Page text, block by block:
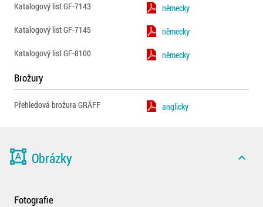
Katalogový list GF-7143
německy
Katalogový list GF-7145
německy
Katalogový list GF-8100
německy
Brožury
Přehledová brožura GRÄFF anglicky
format_shapes Obrázky expand_less
Fotografie